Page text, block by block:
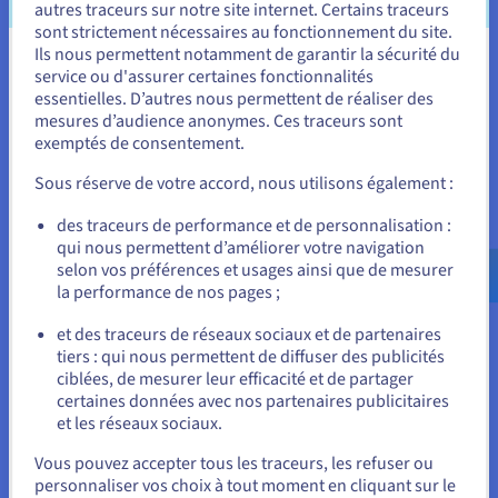
Développement et test d'applications :
Les entreprises peuvent utiliser un VPC pour créer un
environnement isolé dans lequel elles peuvent
développer et tester des applications sans perturber
Hébergement de sites web :
sécurisée peuvent être hébergés dans un VPC afin de
garantir une haute disponibilité et une protection contre
les attaques en ligne.
Vous semblez être localisé en États-
Unis.
Pour commander, rendez-vous sur le site de votre pays (États-
Allez sur le site États-Unis
us.ovhcloud.com/learn Anglais USD - $
ou
Rester sur le site actuel
Sélectionner un autre site web
autres traceurs sur notre site internet. Certains traceurs
sont strictement nécessaires au fonctionnement du site.
Ils nous permettent notamment de garantir la sécurité du
service ou d'assurer certaines fonctionnalités
essentielles. D’autres nous permettent de réaliser des
mesures d’audience anonymes. Ces traceurs sont
exemptés de consentement.
Sous réserve de votre accord, nous utilisons également :
des traceurs de performance et de personnalisation :
qui nous permettent d’améliorer votre navigation
selon vos préférences et usages ainsi que de mesurer
la performance de nos pages ;
et des traceurs de réseaux sociaux et de partenaires
tiers : qui nous permettent de diffuser des publicités
ciblées, de mesurer leur efficacité et de partager
certaines données avec nos partenaires publicitaires
et les réseaux sociaux.
Vous pouvez accepter tous les traceurs, les refuser ou
personnaliser vos choix à tout moment en cliquant sur le